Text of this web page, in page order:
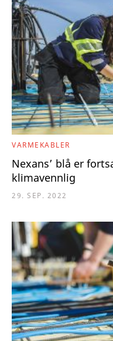
VARMEKABLER
Nexans’ blå er
klimavennlig
29. SEP. 2022